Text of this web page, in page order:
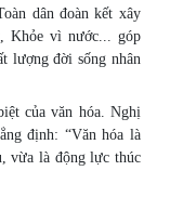
dân đoàn kết xây
Khỏe vì nước... góp
lượng đời sống nhân
của văn hóa. Nghị
định: “Văn hóa là
vừa là động lực thúc